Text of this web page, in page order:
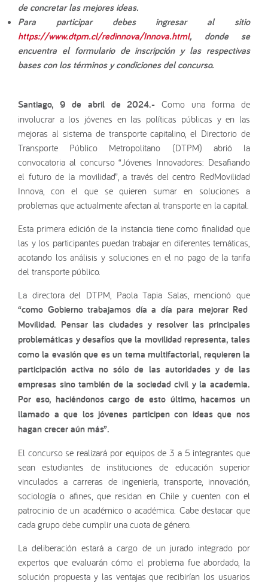
de concretar las mejores ideas.
Para participar debes ingresar al sitio
https://www.dtpm.cl/redinnova/Innova.html, donde se
encuentra el formulario de inscripción y las respectivas
bases con los términos y condiciones del concurso.
Santiago, 9 de abril de 2024.- Como una forma de
involucrar a los jóvenes en las políticas públicas y en las
mejoras al sistema de transporte capitalino, el Directorio de
Transporte Público Metropolitano (DTPM) abrió la
convocatoria al concurso “Jóvenes Innovadores: Desafiando
el futuro de la movilidad”, a través del centro RedMovilidad
Innova, con el que se quieren sumar en soluciones a
problemas que actualmente afectan al transporte en la capital.
Esta primera edición de la instancia tiene como finalidad que
las y los participantes puedan trabajar en diferentes temáticas,
acotando los análisis y soluciones en el no pago de la tarifa
del transporte público.
La directora del DTPM, Paola Tapia Salas, mencionó que
“como Gobierno trabajamos día a día para mejorar Red
Movilidad. Pensar las ciudades y resolver las principales
problemáticas y desafíos que la movilidad representa, tales
como la evasión que es un tema multifactorial, requieren la
participación activa no sólo de las autoridades y de las
empresas sino también de la sociedad civil y la academia.
Por eso, haciéndonos cargo de esto último, hacemos un
llamado a que los jóvenes participen con ideas que nos
hagan crecer aún más”.
El concurso se realizará por equipos de 3 a 5 integrantes que
sean estudiantes de instituciones de educación superior
vinculados a carreras de ingeniería, transporte, innovación,
sociología o afines, que residan en Chile y cuenten con el
patrocinio de un académico o académica. Cabe destacar que
cada grupo debe cumplir una cuota de género.
La deliberación estará a cargo de un jurado integrado por
expertos que evaluarán cómo el problema fue abordado, la
solución propuesta y las ventajas que recibirían los usuarios